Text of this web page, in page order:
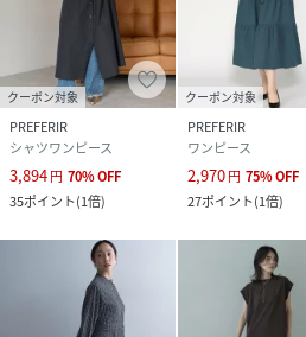
クーポン対象
PREFERIR
シャツワンピース
3,894円 70%OFF
35ポイント(1倍)
クーポン対象
PREFERIR
ワンピース
2,970円 75%OFF
27ポイント(1倍)